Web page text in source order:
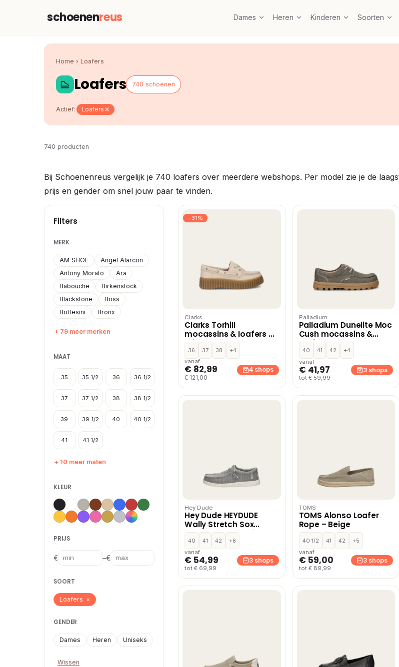
schoenenreus Dames Heren Kinderen Soorten
Home › Loafers
Loafers 740 schoenen
Actief: Loafers
740 producten
Bij Schoenenreus vergelijk je 740 loafers over meerdere webshops. Per model zie je de
prijs en gender om snel jouw paar te vinden.
Filters
MERK
AM SHOE
Angel Alarcon
Antony Morato
Ara
Babouche
Birkenstock
Blackstone
Boss
Bottesini
Bronx
+ 79 meer merken
MAAT
35 35 1/2 36 36 1/2
37 37 1/2 38 38 1/2
39 39 1/2 40 40 1/2
41 41 1/2
+ 10 meer maten
KLEUR
PRIJS
€ –€
SOORT
Loafers ×
GENDER
Dames Heren Uniseks
Wissen
−31%
Clarks
Clarks Torhill
mocassins & loafers –
Wit
36 37 38
+4
vanaf
€ 82,99
€ 121,00
4 shops
Palladium
Palladium Dunelite Moc
Cush mocassins &
loafers – Groen
40 41 42
+4
vanaf
€ 41,97
tot € 59,99
3 shops
Hey Dude
Hey Dude HEYDUDE
Wally Stretch Sox
mocassins & loafers –
Grijs
40 41 42
+6
vanaf
€ 54,99
tot € 69,99
3 shops
TOMS
TOMS Alonso Loafer
Rope – Beige
40 1/2 41 42
+5
vanaf
€ 59,00
tot € 89,99
3 shops